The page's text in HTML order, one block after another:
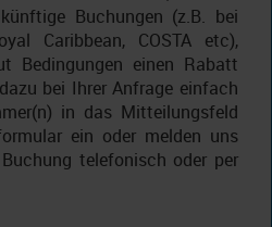
Buchungen (z.B. bei
Caribbean, COSTA etc),
Bedingungen einen Rabatt
bei Ihrer Anfrage einfach
in das Mitteilungsfeld
ein oder melden uns
telefonisch oder per